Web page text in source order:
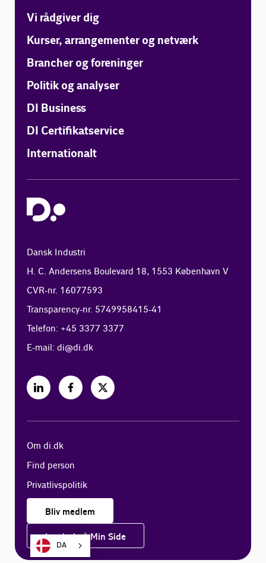
Vi rådgiver dig
Kurser, arrangementer og netværk
Brancher og foreninger
Politik og analyser
DI Business
DI Certifikatservice
Internationalt
Dansk Industri
H. C. Andersens Boulevard 18, 1553 København V
CVR-nr. 16077593
Transparency-nr. 5749958415-41
Telefon: +45 3377 3377
E-mail:di@di.dk
Om di.dk
Find person
Privatlivspolitik
Bliv medlem
Log ind på Min Side
DA